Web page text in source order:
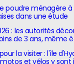
poudre ménagère
dans une étude
: les autorités
de 3 ans, même
la visiter : l'île
et vélos y sont